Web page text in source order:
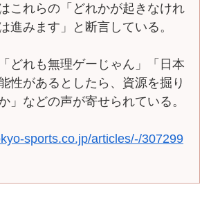
これらの「どれかが起きなけれ
進みます」と断言している。
どれも無理ゲーじゃん」「日本
性があるとしたら、資源を掘り
」などの声が寄せられている。
sports.co.jp/articles/-/307299